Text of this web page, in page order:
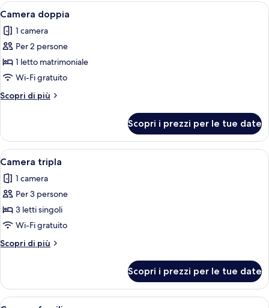
letti
Apri
tutte
le
foto
per
Camera
doppia
Una camera d'albergo con un letto
8
Camera doppia
1 camera
Per 2 persone
1 letto matrimoniale
Wi-Fi gratuito
Scopri di più
Altri
doppia
Scopri i prezzi per le tue date
Apri
tutte
le
foto
per
Camera
tripla
Una camera d'albergo con tre letti
6
Camera tripla
1 camera
Per 3 persone
3 letti singoli
Wi-Fi gratuito
Scopri di più
Altri
tripla
Scopri i prezzi per le tue date
Apri
Camera d'albergo con due letti, una